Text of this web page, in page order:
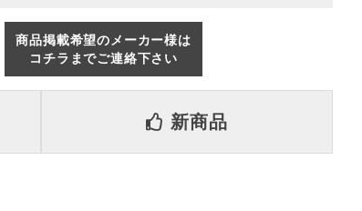
商品掲載希望のメーカー様は
コチラまでご連絡下さい
新商品